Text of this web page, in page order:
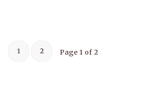
Page 1 of 2
1 2